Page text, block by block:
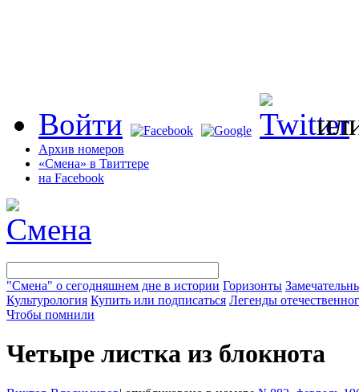
Войти
Архив номеров
«Смена» в Твиттере
на Facebook
"Смена" о сегодняшнем дне в истории Горизонты
Культурология Купить или подписаться Легенды
Чтобы помнили
Четыре листка из блокнота